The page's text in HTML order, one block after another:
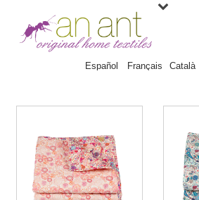
Català
Français
Español